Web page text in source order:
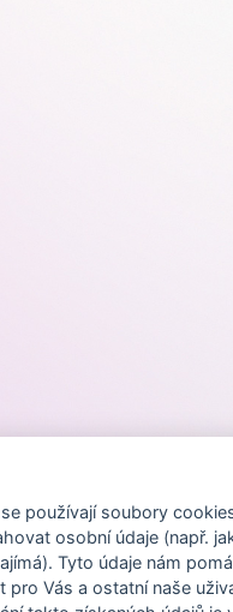
používají soubory
osobní údaje (např.
Tyto údaje nám
pro Vás a ostatní naše